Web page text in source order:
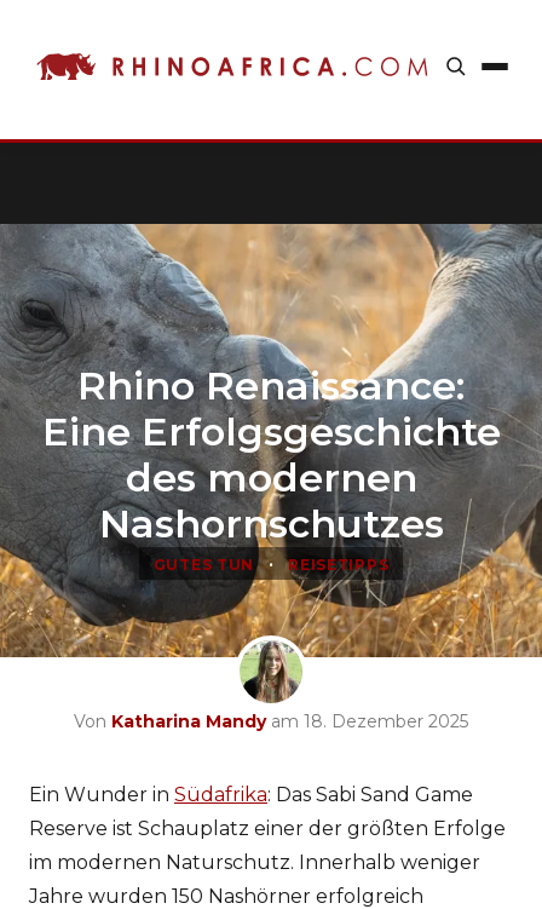
Rhino Renaissance:
Eine Erfolgsgeschichte
des modernen
Nashornschutzes
GUTES TUN • REISETIPPS
Von Katharina Mandyam 18. Dezember 2025
Ein Wunder in Südafrika: Das Sabi Sand Game
Reserve ist Schauplatz einer der größten Erfolge
im modernen Naturschutz. Innerhalb weniger
Jahre wurden 150 Nashörner erfolgreich